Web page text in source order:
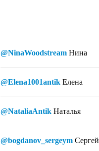
@NinaWoodstream Нина
@Elena1001antik Елена
@NataliaAntik Наталья
@bogdanov_sergeym Сергей